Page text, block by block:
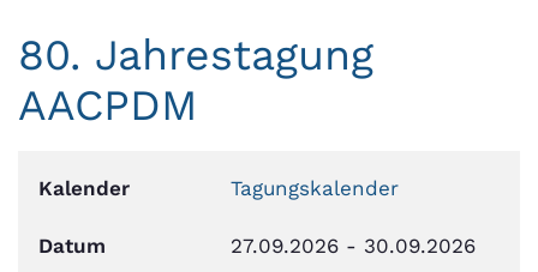
80. Jahrestagung
AACPDM
Kalender Tagungskalender
Datum 27.09.2026 - 30.09.2026